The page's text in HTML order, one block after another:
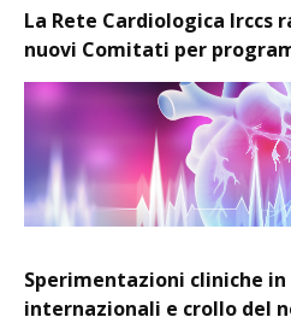
La Rete Cardiologica Irccs
nuovi Comitati per
Sperimentazioni cliniche
internazionali e crollo del